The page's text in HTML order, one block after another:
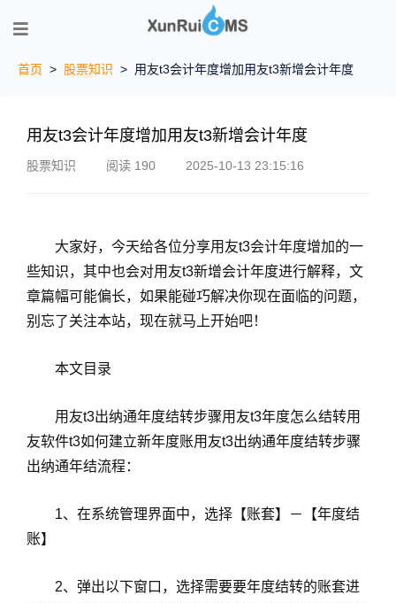
首页 > 股票知识 > 用友t3会计年度增加用友t3新增会计年度
用友t3会计年度增加用友t3新增会计年度
股票知识 阅读 190 2025-10-13 23:15:16
大家好，今天给各位分享用友t3会计年度增加的一
些知识，其中也会对用友t3新增会计年度进行解释，文
章篇幅可能偏长，如果能碰巧解决你现在面临的问题，
别忘了关注本站，现在就马上开始吧！
本文目录
用友t3出纳通年度结转步骤用友t3年度怎么结转用
友软件t3如何建立新年度账用友t3出纳通年度结转步骤
出纳通年结流程：
1、在系统管理界面中，选择【账套】－【年度结
账】
2、弹出以下窗口，选择需要要年度结转的账套进